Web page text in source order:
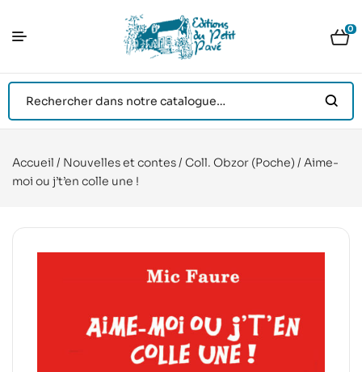
0
Accueil / Nouvelles et contes/ Coll. Obzor (Poche) / Aime-
moi ou j’t’en colle une !